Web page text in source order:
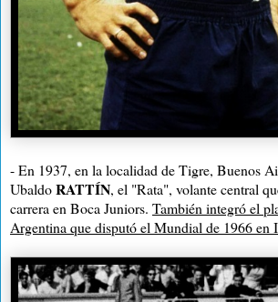
- En 1937, en la localidad de Tigre, Buenos
UbaldoRATTÍN, el "Rata", volante central
carrera en Boca Juniors. También integró el
Argentina que disputó el Mundial de 1966 en